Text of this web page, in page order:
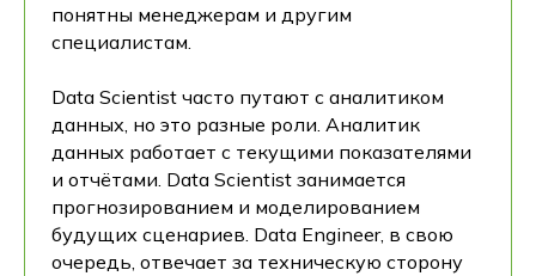
понятны менеджерам и другим
специалистам.
Data Scientist часто путают с аналитиком
данных, но это разные роли. Аналитик
данных работает с текущими показателями
и отчётами. Data Scientist занимается
прогнозированием и моделированием
будущих сценариев. Data Engineer, в свою
очередь, отвечает за техническую сторону